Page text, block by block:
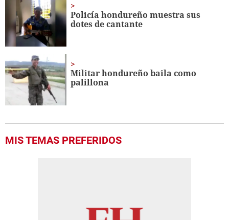
Policía hondureño muestra sus
dotes de cantante
Militar hondureño baila como
palillona
MIS TEMAS PREFERIDOS